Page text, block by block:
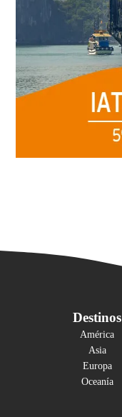
Destinos
América
Asia
Europa
Oceanía